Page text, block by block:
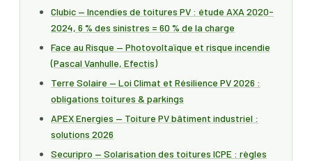
Clubic — Incendies de toitures PV : étude AXA 2020-
2024, 6 % des sinistres = 60 % de la charge
Face au Risque — Photovoltaïque et risque incendie
(Pascal Vanhulle, Efectis)
Terre Solaire — Loi Climat et Résilience PV 2026 :
obligations toitures & parkings
APEX Energies — Toiture PV bâtiment industriel :
solutions 2026
Securipro — Solarisation des toitures ICPE : règles